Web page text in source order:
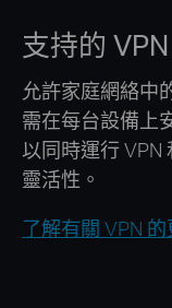
支持的
允許家庭網絡中
需在每台設備上
以同時運行 VPN
靈活性。
了解有關 VPN